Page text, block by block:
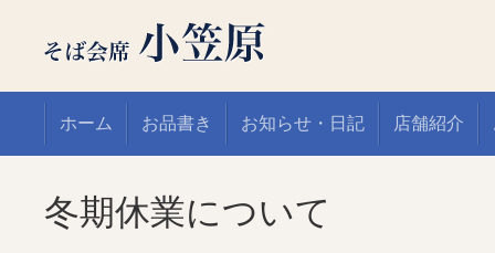
ホーム お品書き お知らせ・日記 店舗紹介
冬期休業について